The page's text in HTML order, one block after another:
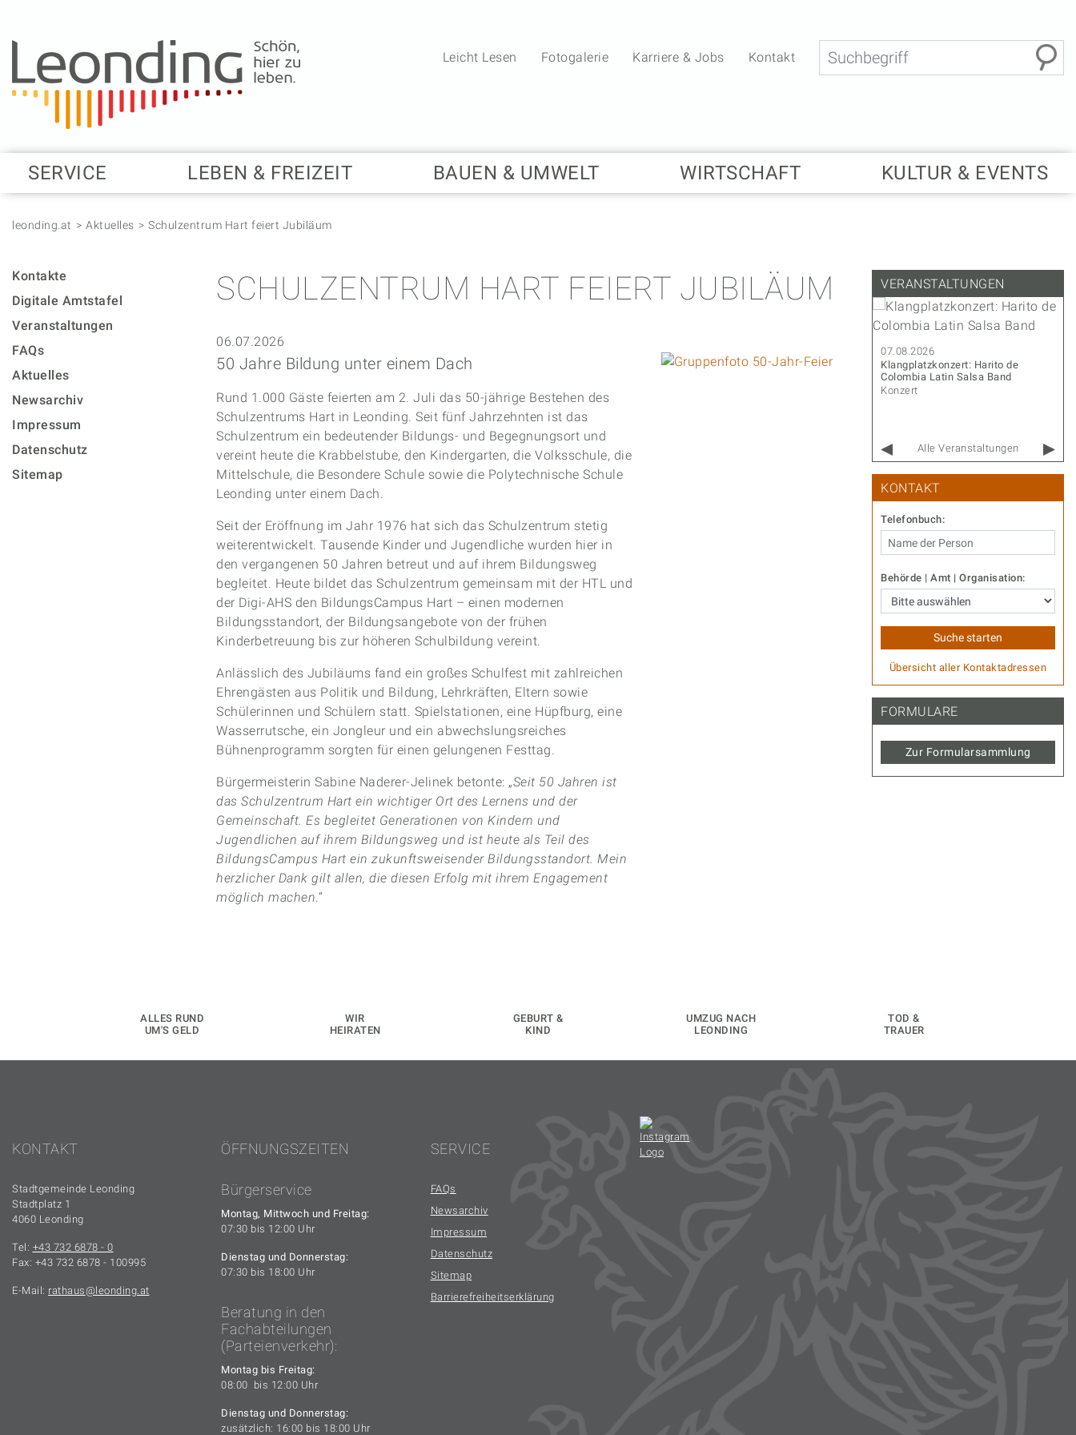
Suche
Leicht Lesen Fotogalerie Karriere & Jobs Kontakt
SERVICE LEBEN & FREIZEIT BAUEN & UMWELT WIRTSCHAFT KULTUR & EVENTS
leonding.at Aktuelles Schulzentrum Hart feiert Jubiläum
Kontakte
Digitale Amtstafel
Veranstaltungen
FAQs
Aktuelles
Newsarchiv
Impressum
Datenschutz
Sitemap
SCHULZENTRUM HART FEIERT JUBILÄUM
06.07.2026
50 Jahre Bildung unter einem Dach
Rund 1.000 Gäste feierten am 2. Juli das 50-jährige Bestehen des
Schulzentrums Hart in Leonding. Seit fünf Jahrzehnten ist das
Schulzentrum ein bedeutender Bildungs- und Begegnungsort und
vereint heute die Krabbelstube, den Kindergarten, die Volksschule, die
Mittelschule, die Besondere Schule sowie die Polytechnische Schule
Leonding unter einem Dach.
Seit der Eröffnung im Jahr 1976 hat sich das Schulzentrum stetig
weiterentwickelt. Tausende Kinder und Jugendliche wurden hier in
den vergangenen 50 Jahren betreut und auf ihrem Bildungsweg
begleitet. Heute bildet das Schulzentrum gemeinsam mit der HTL und
der Digi-AHS den BildungsCampus Hart – einen modernen
Bildungsstandort, der Bildungsangebote von der frühen
Kinderbetreuung bis zur höheren Schulbildung vereint.
Anlässlich des Jubiläums fand ein großes Schulfest mit zahlreichen
Ehrengästen aus Politik und Bildung, Lehrkräften, Eltern sowie
Schülerinnen und Schülern statt. Spielstationen, eine Hüpfburg, eine
Wasserrutsche, ein Jongleur und ein abwechslungsreiches
Bühnenprogramm sorgten für einen gelungenen Festtag.
Bürgermeisterin Sabine Naderer-Jelinek betonte: „Seit 50 Jahren ist
das Schulzentrum Hart ein wichtiger Ort des Lernens und der
Gemeinschaft. Es begleitet Generationen von Kindern und
Jugendlichen auf ihrem Bildungsweg und ist heute als Teil des
BildungsCampus Hart ein zukunftsweisender Bildungsstandort. Mein
herzlicher Dank gilt allen, die diesen Erfolg mit ihrem Engagement
möglich machen.“
VERANSTALTUNGEN
Viktor Gernot – Songs & Stories
07.08.2026
Klangplatzkonzert: Harito de
Colombia Latin Salsa Band
Konzert
Alle Veranstaltungen
KONTAKT
Telefonbuch:
Behörde | Amt | Organisation:
Übersicht aller Kontaktadressen
FORMULARE
Zur Formularsammlung
ALLES RUND
UM'S GELD
WIR
HEIRATEN
GEBURT &
KIND
UMZUG NACH
LEONDING
TOD &
TRAUER
KONTAKT
Stadtgemeinde Leonding
Stadtplatz 1
4060 Leonding
Tel: +43 732 6878 - 0
Fax: +43 732 6878 - 100995
E-Mail: rathaus leonding.at
ÖFFNUNGSZEITEN
Bürgerservice
Montag, Mittwoch und Freitag:
07:30 bis 12:00 Uhr
Dienstag und Donnerstag:
07:30 bis 18:00 Uhr
Beratung in den
Fachabteilungen
(Parteienverkehr):
Montag bis Freitag:
08:00 bis 12:00 Uhr
Dienstag und Donnerstag:
zusätzlich: 16:00 bis 18:00 Uhr
SERVICE
FAQs
Newsarchiv
Impressum
Datenschutz
Sitemap
Barrierefreiheitserklärung